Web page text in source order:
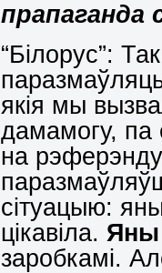
прапаганда
“Білорус”:
якія мы
дамамогу, па
на
сітуацыю:
цікавіла. Яны
заробкамі.